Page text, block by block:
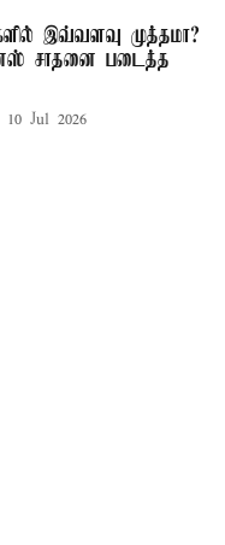
இவ்வளவு முத்தமா?
சாதனை படைத்த
10 Jul 2026